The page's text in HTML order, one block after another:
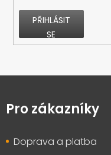
PŘIHLÁSIT
SE
Z
pPro zákazníky
Doprava a platba